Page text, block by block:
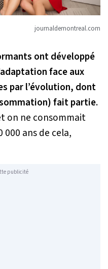
journaldemontreal.com
ont développé
face aux
par l’évolution, dont
fait partie.
on ne consommait
000 ans de cela,
publicité